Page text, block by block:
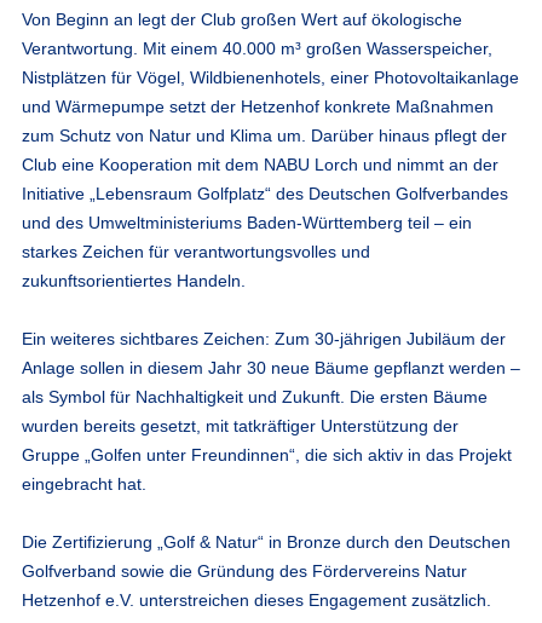
Von Beginn an legt der Club großen Wert auf ökologische
Verantwortung. Mit einem 40.000 m³ großen Wasserspeicher,
Nistplätzen für Vögel, Wildbienenhotels, einer Photovoltaikanlage
und Wärmepumpe setzt der Hetzenhof konkrete Maßnahmen
zum Schutz von Natur und Klima um. Darüber hinaus pflegt der
Club eine Kooperation mit dem NABU Lorch und nimmt an der
Initiative
„Lebensraum Golfplatz“des Deutschen Golfverbandes
und des Umweltministeriums Baden-Württemberg teil – ein
starkes Zeichen für verantwortungsvolles und
zukunftsorientiertes Handeln.
Ein weiteres sichtbares Zeichen: Zum 30-jährigen Jubiläum der
Anlage sollen in diesem Jahr 30 neue Bäume gepflanzt werden –
als Symbol für Nachhaltigkeit und Zukunft. Die ersten Bäume
wurden bereits gesetzt, mit tatkräftiger Unterstützung der
Gruppe „Golfen unter Freundinnen“, die sich aktiv in das Projekt
eingebracht hat.
Die Zertifizierung „Golf & Natur“ in Bronze durch den Deutschen
Golfverband sowie die Gründung des Fördervereins Natur
Hetzenhof e.V. unterstreichen dieses Engagement zusätzlich.